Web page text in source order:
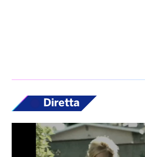
Diretta